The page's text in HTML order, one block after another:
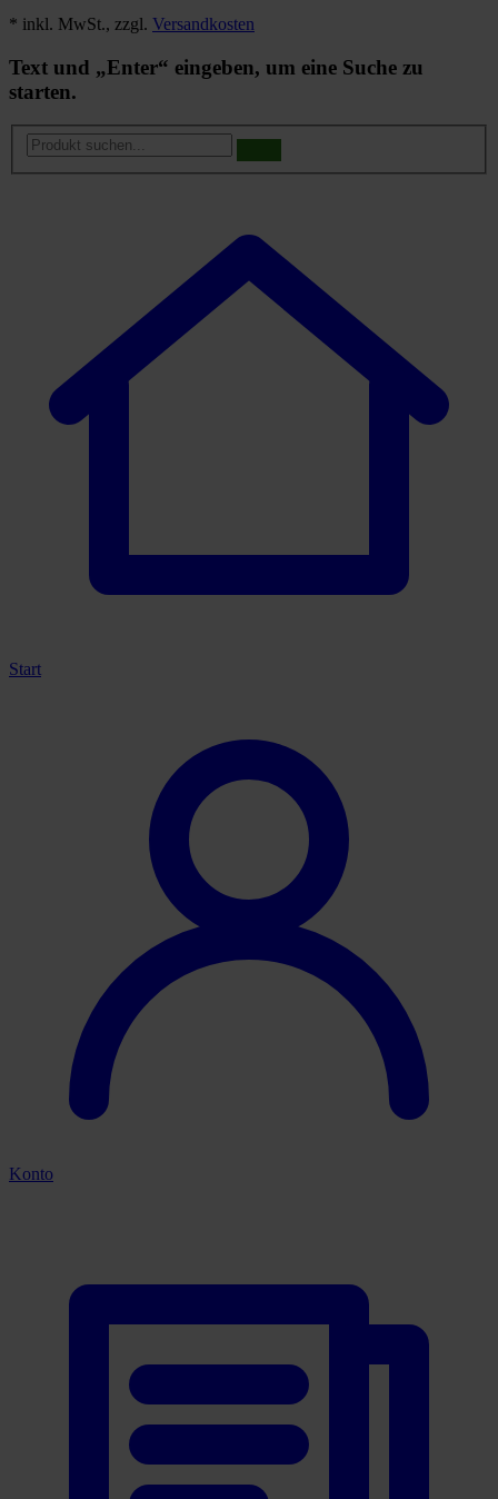
* inkl. MwSt., zzgl. Versandkosten
Text und „Enter“ eingeben, um eine Suche zu
starten.
Produkt
suchen...
Start
Konto